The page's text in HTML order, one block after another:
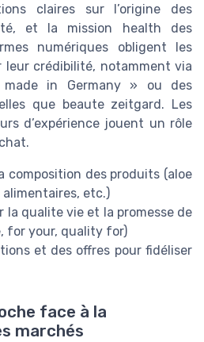
claires sur l’origine des
et la mission health des
numériques obligent les
leur crédibilité, notamment via
in Germany » ou des
que beaute zeitgard. Les
d’expérience jouent un rôle
composition des produits (aloe
etc.)
la qualite vie et la promesse de
for your, quality for)
et des offres pour fidéliser
face à la
marchés